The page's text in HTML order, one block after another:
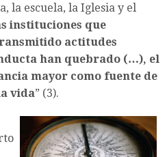
la escuela, la Iglesia y el
instituciones que
actitudes
han quebrado (…), el
mayor como fuente de
vida” (3).